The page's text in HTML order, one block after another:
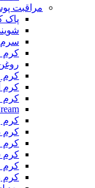
مراقبت پوست
پاک کننده
شوینده
سرم پوست
کرم ضد
روغن صورت
کرم و ژل
کرم آبرسان
کرم ضد لک
BB Cream
کرم و ژل
کرم دور چشم
کرم ضد
کرم سفت
کرم مرطوب
کرم روشن